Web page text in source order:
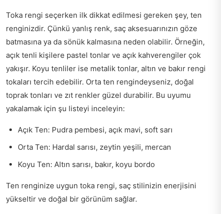
Toka rengi seçerken ilk dikkat edilmesi gereken şey, ten
renginizdir. Çünkü yanlış renk, saç aksesuarınızın göze
batmasına ya da sönük kalmasına neden olabilir. Örneğin,
açık tenli kişilere pastel tonlar ve açık kahverengiler çok
yakışır. Koyu tenliler ise metalik tonlar, altın ve bakır rengi
tokaları tercih edebilir. Orta ten rengindeyseniz, doğal
toprak tonları ve zıt renkler güzel durabilir. Bu uyumu
yakalamak için şu listeyi inceleyin:
Açık Ten: Pudra pembesi, açık mavi, soft sarı
Orta Ten: Hardal sarısı, zeytin yeşili, mercan
Koyu Ten: Altın sarısı, bakır, koyu bordo
Ten renginize uygun toka rengi, saç stilinizin enerjisini
yükseltir ve doğal bir görünüm sağlar.